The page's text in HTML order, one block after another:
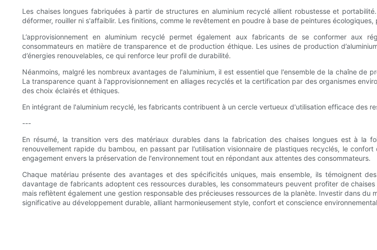
Les chaises longues fabriquées à partir de structures en aluminium recyclé allient robustesse et
déformer, rouiller ni s'affaiblir. Les finitions, comme le revêtement en poudre à base de peintures
L’approvisionnement en aluminium recyclé permet également aux fabricants de se conformer aux
consommateurs en matière de transparence et de production éthique. Les usines de production
d’énergies renouvelables, ce qui renforce leur profil de durabilité.
Néanmoins, malgré les nombreux avantages de l'aluminium, il est essentiel que l'ensemble de la chaîne
La transparence quant à l'approvisionnement en alliages recyclés et la certification par des organismes
des choix éclairés et éthiques.
En intégrant de l'aluminium recyclé, les fabricants contribuent à un cercle vertueux d'utilisation efficace des
---
En résumé, la transition vers des matériaux durables dans la fabrication des chaises longues est à la
renouvellement rapide du bambou, en passant par l'utilisation visionnaire de plastiques recyclés, le
engagement envers la préservation de l'environnement tout en répondant aux attentes des consommateurs.
Chaque matériau présente des avantages et des spécificités uniques, mais ensemble, ils témoignent
davantage de fabricants adoptent ces ressources durables, les consommateurs peuvent profiter de
mais reflètent également une gestion responsable des précieuses ressources de la planète. Investir dans
significative au développement durable, alliant harmonieusement style, confort et conscience